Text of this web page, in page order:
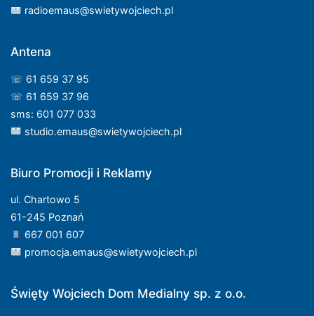
radioemaus@swietywojciech.pl
Antena
☏ 61 659 37 95
☏ 61 659 37 96
sms: 601 077 033
studio.emaus@swietywojciech.pl
Biuro Promocji i Reklamy
ul. Chartowo 5
61-245 Poznań
667 001 607
promocja.emaus@swietywojciech.pl
Święty Wojciech Dom Medialny sp. z o.o.